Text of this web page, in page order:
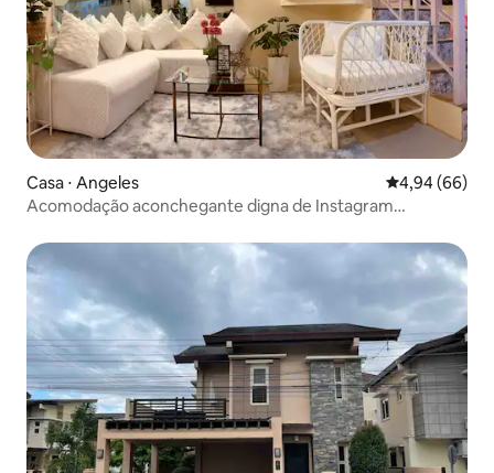
Casa ⋅ Angeles 4,94 de uma
4,94 (66)
Acomodação aconchegante digna de Instagram